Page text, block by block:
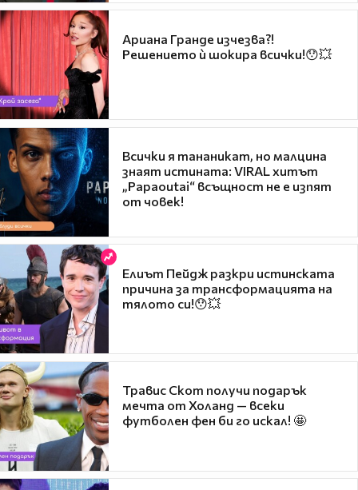
Ариана Гранде изчезва?!
Решението ѝ шокира всички!😯💥
Всички я тананикат, но малцина
знаят истината: VIRAL хитът
„Papaoutai“ всъщност не е изпят
от човек!
Елиът Пейдж разкри истинската
причина за трансформацията на
тялото си!😯💥
Травис Скот получи подарък
мечта от Холанд — всеки
футболен фен би го искал! 🤩